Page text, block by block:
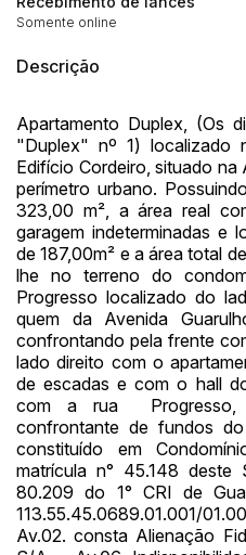
Somente online
Descrição
Apartamento Duplex, (Os
"Duplex" nº 1) localizado
Edifício Cordeiro, situado na
perímetro urbano.
323,00 m², a área real
garagem indeterminadas e
de 187,00m² e a área total
lhe no terreno do
Progresso localizado do
quem da Avenida
confrontando pela frente
lado direito com o
de escadas e com o hall
com a rua
confrontante de fundos
constituído em
matrícula n° 45.148 deste
80.209 do 1° CRI de
113.55.45.0689.01.001/
Av.02. consta Alienação
Envie sua Proposta
(Art. 895, CPC)
Histórico de
Data
14/04/2025 18:43:11
14/04/2025 18:43:11
14/04/2025 18:43:11
Clique aqui para fazer login
Habilite-se para efetuar
propostas